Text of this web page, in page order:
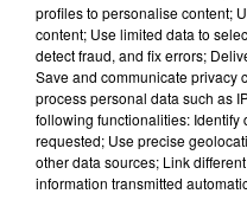
Lecture (1 min 24
100%
profiles to personalise content;
content; Use limited data to
detect fraud, and fix errors;
Save and communicate privacy
process personal data such as
following functionalities:
requested; Use precise
other data sources; Link
information transmitted